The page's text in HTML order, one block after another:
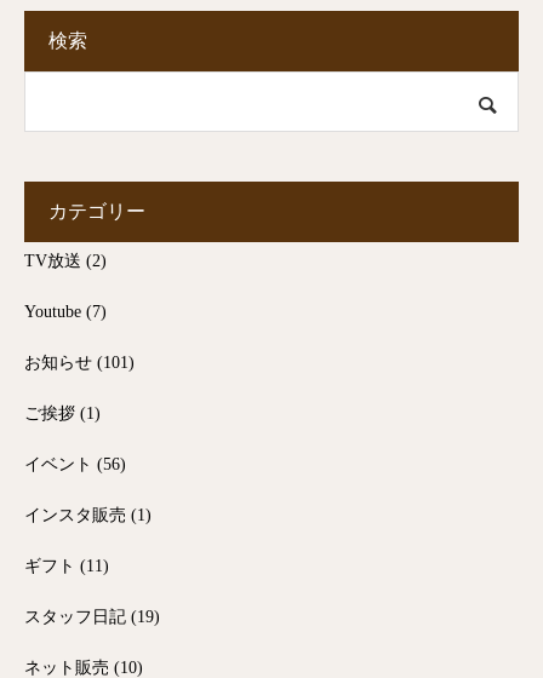
検索
カテゴリー
TV放送 (2)
Youtube (7)
お知らせ (101)
ご挨拶 (1)
イベント (56)
インスタ販売 (1)
ギフト (11)
スタッフ日記 (19)
ネット販売 (10)